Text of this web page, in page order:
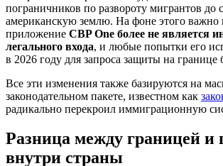
пограничников по развороту мигрантов до
американскую землю. На фоне этого важно
приложение CBP One более не является
легального входа, и любые попытки его
в 2026 году для запроса защиты на
Все эти изменения также базируются на
законодательном пакете, известном как
радикально перекроил иммиграционную
Разница между границей и
внутри страны